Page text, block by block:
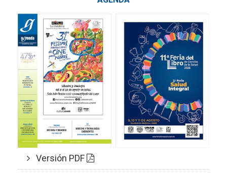
Versión PDF